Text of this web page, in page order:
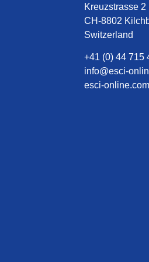
Kreuzstrasse 2
CH-8802
Switzerland
+41 (0) 44 715
info@esci-
esci-online.com